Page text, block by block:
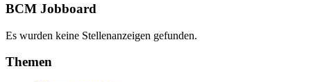
BCM Jobboard
Es wurden keine Stellenanzeigen gefunden.
Themen